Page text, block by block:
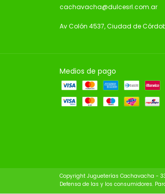
cachavacha@dulcesrl.com.ar
Av Colón 4537, Ciudad de
Medios de pago
Copyright Jugueterías Cachavacha -
Defensa de las y los consumidores.